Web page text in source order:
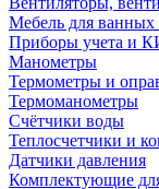
Мебель для ванных
Приборы учета и
Манометры
Термометры и
Термоманометры
Счётчики воды
Теплосчетчики и
Датчики давления
Комплектующие